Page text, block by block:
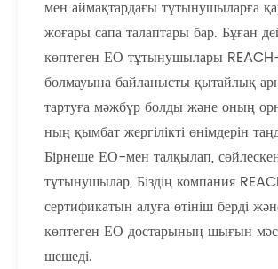
мен аймақтардағы тұтынушыларға
жоғары сапа талаптары бар. Бұған
көптеген ЕО тұтынушылары
болмауына байланысты қытайлық
тартуға мәжбүр болды және оның
ның қымбат жергілікті өнімдерін
Бірнеше ЕО-мен талқылап,
тұтынушылар, Біздің компания
сертификатын алуға өтініш берді
көптеген ЕО достарының шығын
шешеді.